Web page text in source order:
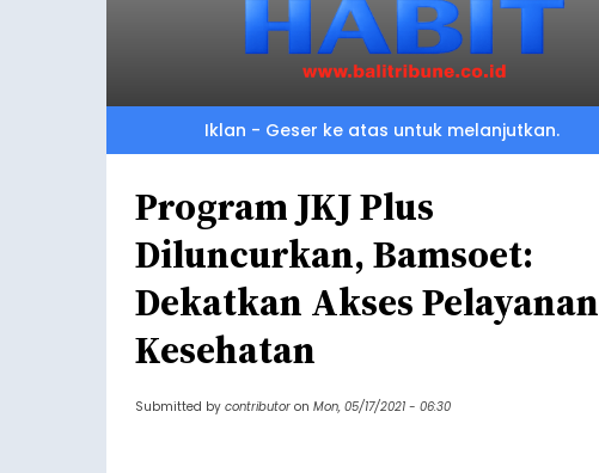
Iklan - Geser ke atas untuk melanjutkan.
Program JKJ Plus
Diluncurkan, Bamsoet:
Dekatkan Akses Pelayanan
Kesehatan
Submitted by contributor on Mon, 05/17/2021 - 06:30